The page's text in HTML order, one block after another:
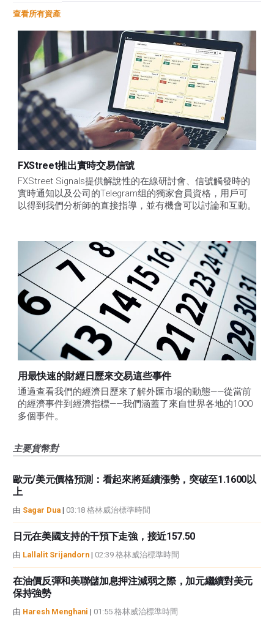
查看所有資產
FXStreet推出實時交易信號
FXStreet Signals提供解說性的在線研討會、信號觸發時的
實時通知以及公司的Telegram组的獨家會員資格，用戶可
以得到我們分析師的直接指導，並有機會可以討論和互動。
用最快速的財經日歷來交易這些事件
通過查看我們的經濟日歷來了解外匯市場的動態——從當前
的經濟事件到經濟指標——我們涵蓋了來自世界各地的1000
多個事件。
主要貨幣對
歐元/美元價格預測：看起來將延續漲勢，突破至1.1600以
上
由 Sagar Dua | 03:18 格林威治標準時間
日元在美國支持的干預下走強，接近157.50
由 Lallalit Srijandorn | 02:39 格林威治標準時間
在油價反彈和美聯儲加息押注減弱之際，加元繼續對美元
保持強勢
由 Haresh Menghani | 01:55 格林威治標準時間